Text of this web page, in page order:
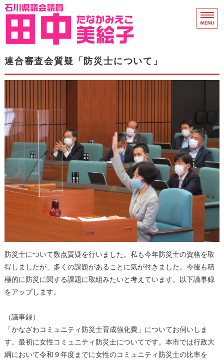
石川県議会議員 田中
ホーム
県議会活動
衆院議員時代
支援のお願い
連合審査会質疑「防災士について」
防災士について数点質疑を行いました。私も今年防災士の資格を取
得しましたが、多くの課題があることに気が付きました。今後も積
極的に防災に関する課題に取組みたいと考えています。以下議事録
をアップします。
（議事録）
「かなざわコミュニティ防災士育成強化費」についてお伺いしま
す。最初に女性コミュニティ防災士についてです。本市では行政大
綱において令和９年度までに女性のコミュニティ防災士の比率を